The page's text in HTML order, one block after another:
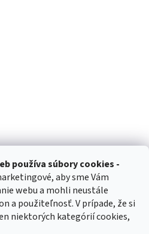
používasúbory cookies -
aby sme Vám
webu a mohli neustále
a použiteľnosť. V prípade, že si
niektorých kategórií cookies,